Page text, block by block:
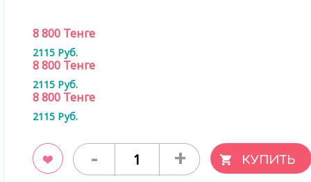
8 800 Тенге
2115 Руб.
8 800 Тенге
2115 Руб.
8 800 Тенге
2115 Руб.
- +